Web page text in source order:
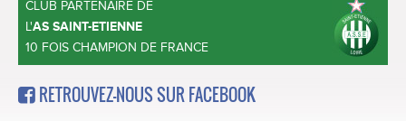
CLUB PARTENAIRE DE
L'AS SAINT-ETIENNE
10 FOIS CHAMPION DE FRANCE
RETROUVEZ-NOUS SUR FACEBOOK